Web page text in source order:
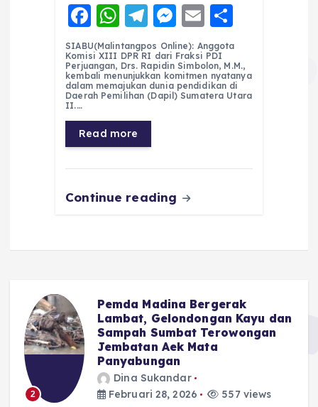
F
a
c
e
b
o
o
k
W
h
a
ts
A
p
p
T
el
e
g
r
a
m
M
e
ss
e
n
E
m
ai
l
h
a
re
SIABU(Malintangpos Online): Anggota
Komisi XIII DPR RI dari Fraksi PDI
Perjuangan, Drs. Rapidin Simbolon, M.M.,
kembali menunjukkan komitmen nyatanya
dalam memajukan dunia pendidikan di
Daerah Pemilihan (Dapil) Sumatera Utara
II.…
Read more
Continue reading
2
Pemda Madina Bergerak
Lambat, Gelondongan Kayu dan
Sampah Sumbat Terowongan
Jembatan Aek Mata
Panyabungan
Dina Sukandar
Februari 28, 2026
557 views